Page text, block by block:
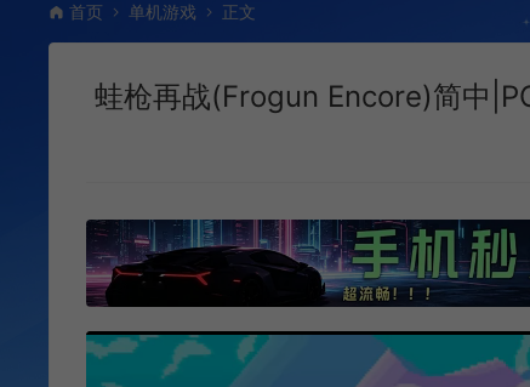
首页 单机游戏 正文
蛙枪再战(Frogun Encore)简中